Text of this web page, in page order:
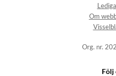
Om
Org. nr.
Följ